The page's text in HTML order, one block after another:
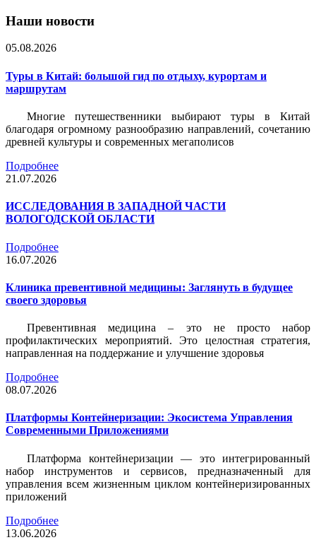
Наши новости
05.08.2026
Туры в Китай: большой гид по отдыху, курортам и
маршрутам
Многие путешественники выбирают туры в Китай
благодаря огромному разнообразию направлений, сочетанию
древней культуры и современных мегаполисов
Подробнее
21.07.2026
ИССЛЕДОВАНИЯ В ЗАПАДНОЙ ЧАСТИ
ВОЛОГОДСКОЙ ОБЛАСТИ
Подробнее
16.07.2026
Клиника превентивной медицины: Заглянуть в будущее
своего здоровья
Превентивная медицина – это не просто набор
профилактических мероприятий. Это целостная стратегия,
направленная на поддержание и улучшение здоровья
Подробнее
08.07.2026
Платформы Контейнеризации: Экосистема Управления
Современными Приложениями
Платформа контейнеризации — это интегрированный
набор инструментов и сервисов, предназначенный для
управления всем жизненным циклом контейнеризированных
приложений
Подробнее
13.06.2026